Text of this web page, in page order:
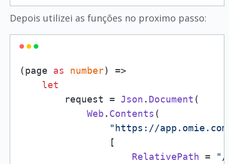
Depois utilizei as funções no proximo passo:
(page as number) =>
let
        request =
Json . Document (
Web . Contents (
"https://
                [
RelativePath =
"/